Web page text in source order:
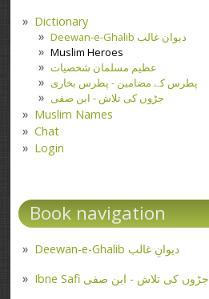
Dictionary
Deewan-e-Ghalib دیوان غالب
Muslim Heroes
عظیم مسلمان شخصیات
پطرس کے مضامین - پطرس بخاری
جڑوں کی تلاش - ابن صفی
Muslim Names
Chat
Login
Book navigation
Deewan-e-Ghalib دیوانِ غالب
Ibne Safi جڑوں کی تلاش - ابن صفی